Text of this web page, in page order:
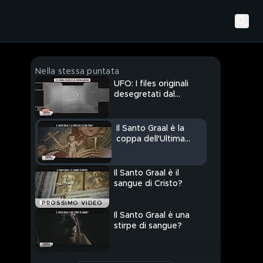
Nella stessa puntata
UFO: I files originali
desegretati dal
Il Santo Graal è la
coppa dell'Ultima
PROSSIMO VIDEO
Il Santo Graal è il
sangue di Cristo?
Il Santo Graal è una
stirpe di sangue?